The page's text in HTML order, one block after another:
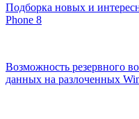
Подборка новых и
Phone 8
Возможность резервного
данных на разлоченных